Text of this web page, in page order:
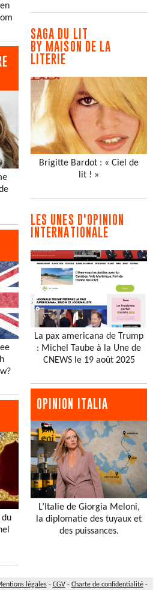
SAGA DU LIT
BY MAISON DE LA
LITERIE
Brigitte Bardot : « Ciel de
lit ! »
LES UNES D'OPINION
INTERNATIONALE
La pax americana de Trump
: Michel Taube à la Une de
CNEWS le 19 août 2025
OPINION ITALIA
L’Italie de Giorgia Meloni,
la diplomatie des tuyaux et
des puissances.
légales- CGV- Charte de confidentialité-